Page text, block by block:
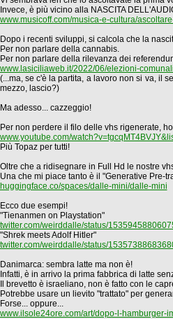
Invece, è più vicino alla NASCITA
www.musicoff.com/musica-e-cultura/
Dopo i recenti sviluppi, si calcola che la
Per non parlare della cannabis.
Per non parlare della rilevanza dei
www.lasiciliaweb.it/2022/06/elezioni-
(...ma, se c'è la partita, a lavoro non si va, il
mezzo, lascio?)
Ma adesso... cazzeggio!
Per non perdere il filo delle vhs rigenerate,
www.youtube.com/
Più Topaz per tutti!
Oltre che a ridisegnare in Full Hd le nostre
Una che mi piace tanto è il "Generative Pre-
huggingface.co/spaces/dalle-mini/dalle-mini
Ecco due esempi!
"Tienanmen on Playstation"
twitter.com/weirddalle/status/
"Shrek meets Adolf Hitler"
twitter.com/weirddalle/status/
Danimarca: sembra latte ma non è!
Infatti, è in arrivo la prima fabbrica di latte
Il brevetto è israeliano, non è fatto con le
Potrebbe usare un lievito "trattato" per
Forse... oppure...
www.ilsole24ore.com/art/dopo-l-hamburger-